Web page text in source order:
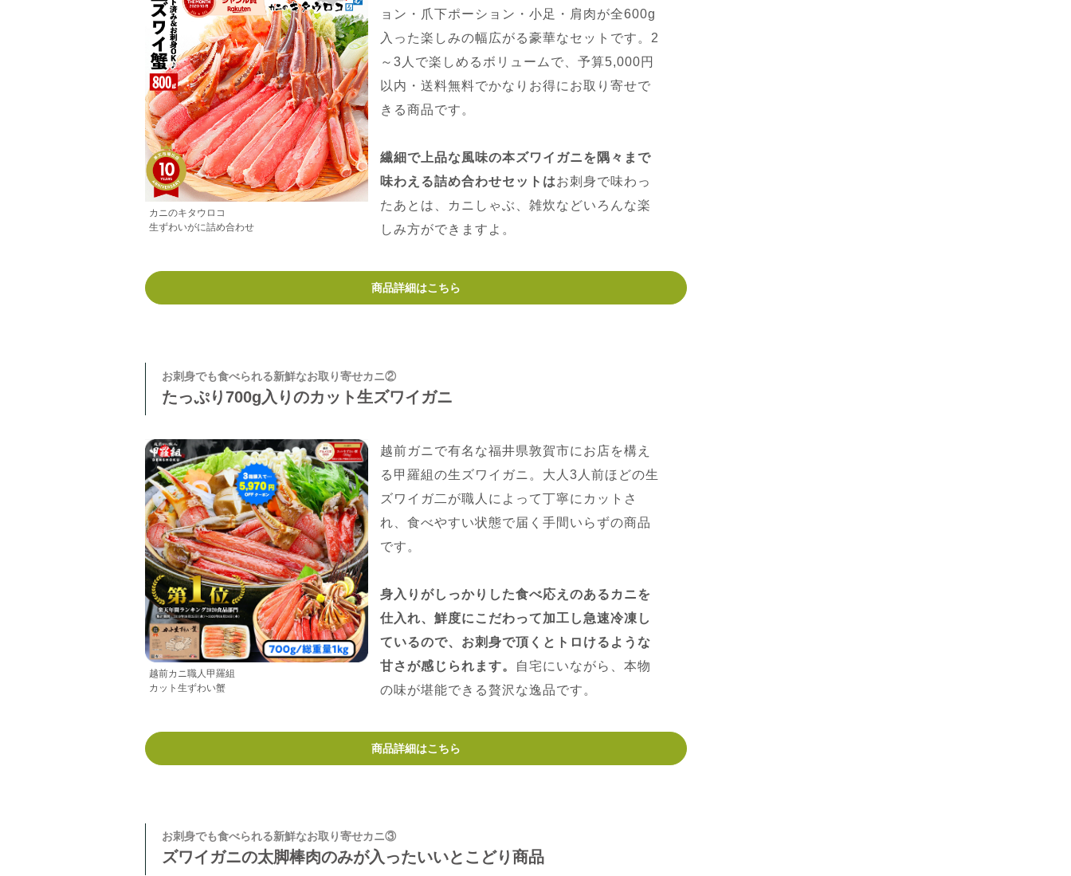
カニのキタウロコ
生ずわいがに詰め合わせ
ョン・爪下ポーション・小足・肩肉が全600g
入った楽しみの幅広がる豪華なセットです。2
～3人で楽しめるボリュームで、予算5,000円
以内・送料無料でかなりお得にお取り寄せで
きる商品です。
繊細で上品な風味の本ズワイガニを隅々まで
味わえる詰め合わせセットはお刺身で味わっ
たあとは、カニしゃぶ、雑炊などいろんな楽
しみ方ができますよ。
商品詳細はこちら
お刺身でも食べられる新鮮なお取り寄せカニ②
たっぷり700g入りのカット生ズワイガニ
越前カニ職人甲羅組
カット生ずわい蟹
越前ガニで有名な福井県敦賀市にお店を構え
る甲羅組の生ズワイガニ。大人3人前ほどの生
ズワイガ二が職人によって丁寧にカットさ
れ、食べやすい状態で届く手間いらずの商品
です。
身入りがしっかりした食べ応えのあるカニを
仕入れ、鮮度にこだわって加工し急速冷凍し
ているので、お刺身で頂くとトロけるような
甘さが感じられます。
自宅にいながら、本物
の味が堪能できる贅沢な逸品です。
商品詳細はこちら
お刺身でも食べられる新鮮なお取り寄せカニ③
ズワイガニの太脚棒肉のみが入ったいいとこどり商品